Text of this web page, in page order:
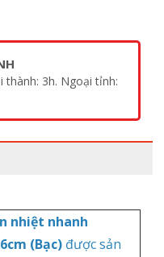
thành: 3h. Ngoại tỉnh:
nhiệt nhanh
(Bạc)được sản